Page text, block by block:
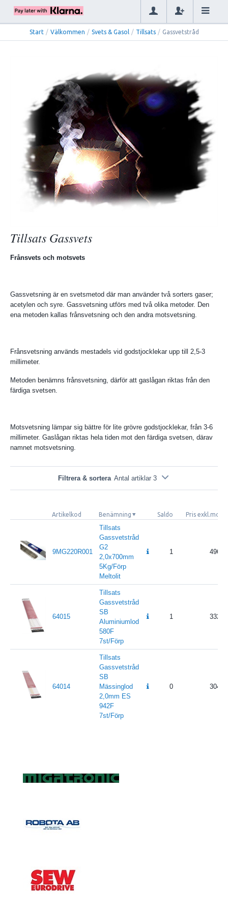
Start / Välkommen / Svets & Gasol / Tillsats / Gassvetstråd
Tillsats Gassvets
Frånsvets och motsvets
Gassvetsning är en svetsmetod där man använder två sorters gaser;
acetylen och syre. Gassvetsning utförs med två olika metoder. Den
ena metoden kallas frånsvetsning och den andra motsvetsning.
Frånsvetsning används mestadels vid godstjocklekar upp till 2,5-3
millimeter.
Metoden benämns frånsvetsning, därför att gaslågan riktas från den
färdiga svetsen.
Motsvetsning lämpar sig bättre för lite grövre godstjocklekar, från 3-6
millimeter. Gaslågan riktas hela tiden mot den färdiga svetsen, därav
namnet motsvetsning.
Filtrera & sortera Antal artiklar 3
Artikelkod Benämning Saldo Pris exkl.moms
9MG220R001
Tillsats
Gassvetstråd
G2
2,0x700mm
5Kg/Förp
Meltolit
1 496
64015
Tillsats
Gassvetstråd
SB
Aluminiumlod
580F
7st/Förp
1 332
64014
Tillsats
Gassvetstråd
SB
Mässinglod
2,0mm ES
942F
7st/Förp
0 304